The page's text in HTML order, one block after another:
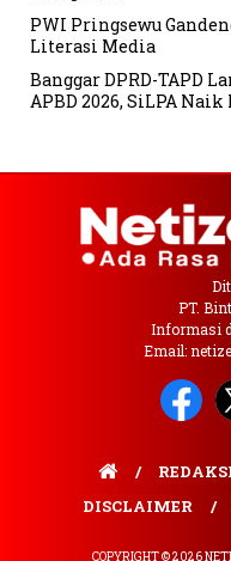
PWI Pringsewu
Literasi Media
Banggar DPRD-TAPD
APBD 2026, SiLPA
PT.
Informasi
Email:
DISCLAIMER
COPYRIGHT © 2026